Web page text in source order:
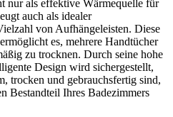
nur als effektive Wärmequelle für
auch als idealer
von Aufhängeleisten. Diese
es, mehrere Handtücher
zu trocknen. Durch seine hohe
Design wird sichergestellt,
trocken und gebrauchsfertig sind,
Bestandteil Ihres Badezimmers